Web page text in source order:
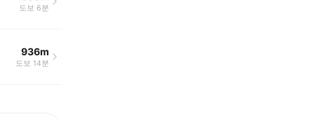
도보 6분
936m
도보 14분